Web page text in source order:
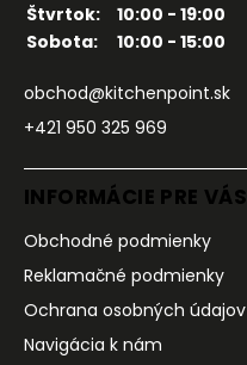
Štvrtok:
10:00 - 19:00
Sobota:
10:00 - 15:00
obchod@kitchenpoint.sk
+421 950 325 969
INFORMÁCIE PRE VÁS
Obchodné podmienky
Reklamačné podmienky
Ochrana osobných údajov
Navigácia k nám